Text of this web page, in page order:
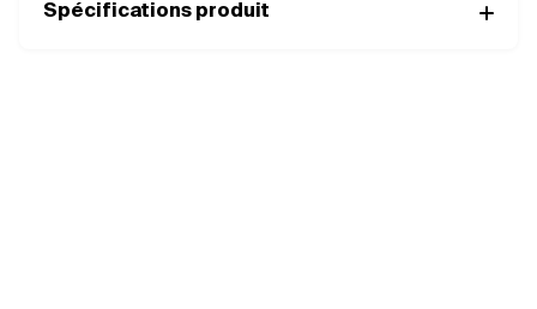
Spécifications produit